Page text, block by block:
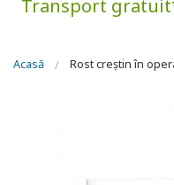
Transport
Eşti aici
Acasă Rost creștin în